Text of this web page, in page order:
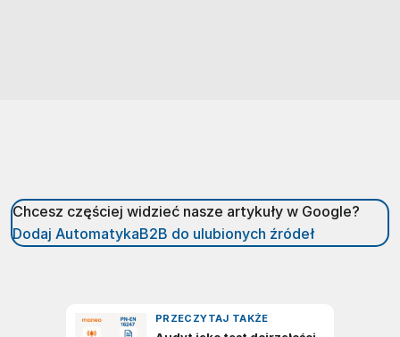
Chcesz częściej widzieć nasze artykuły w Google?
Dodaj AutomatykaB2B do ulubionych źródeł